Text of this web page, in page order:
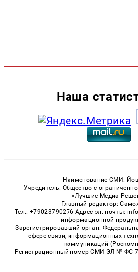
Наша
Наименование СМИ:
Учредитель: Общество с
«Лучшие Медиа
Главный редактор:
Тел.: +79023790276 Адрес эл. почты:
информационной
Зарегистрировавший орган:
сфере связи, информационных
коммуникаций
Регистрационный номер СМИ ЭЛ № ФС